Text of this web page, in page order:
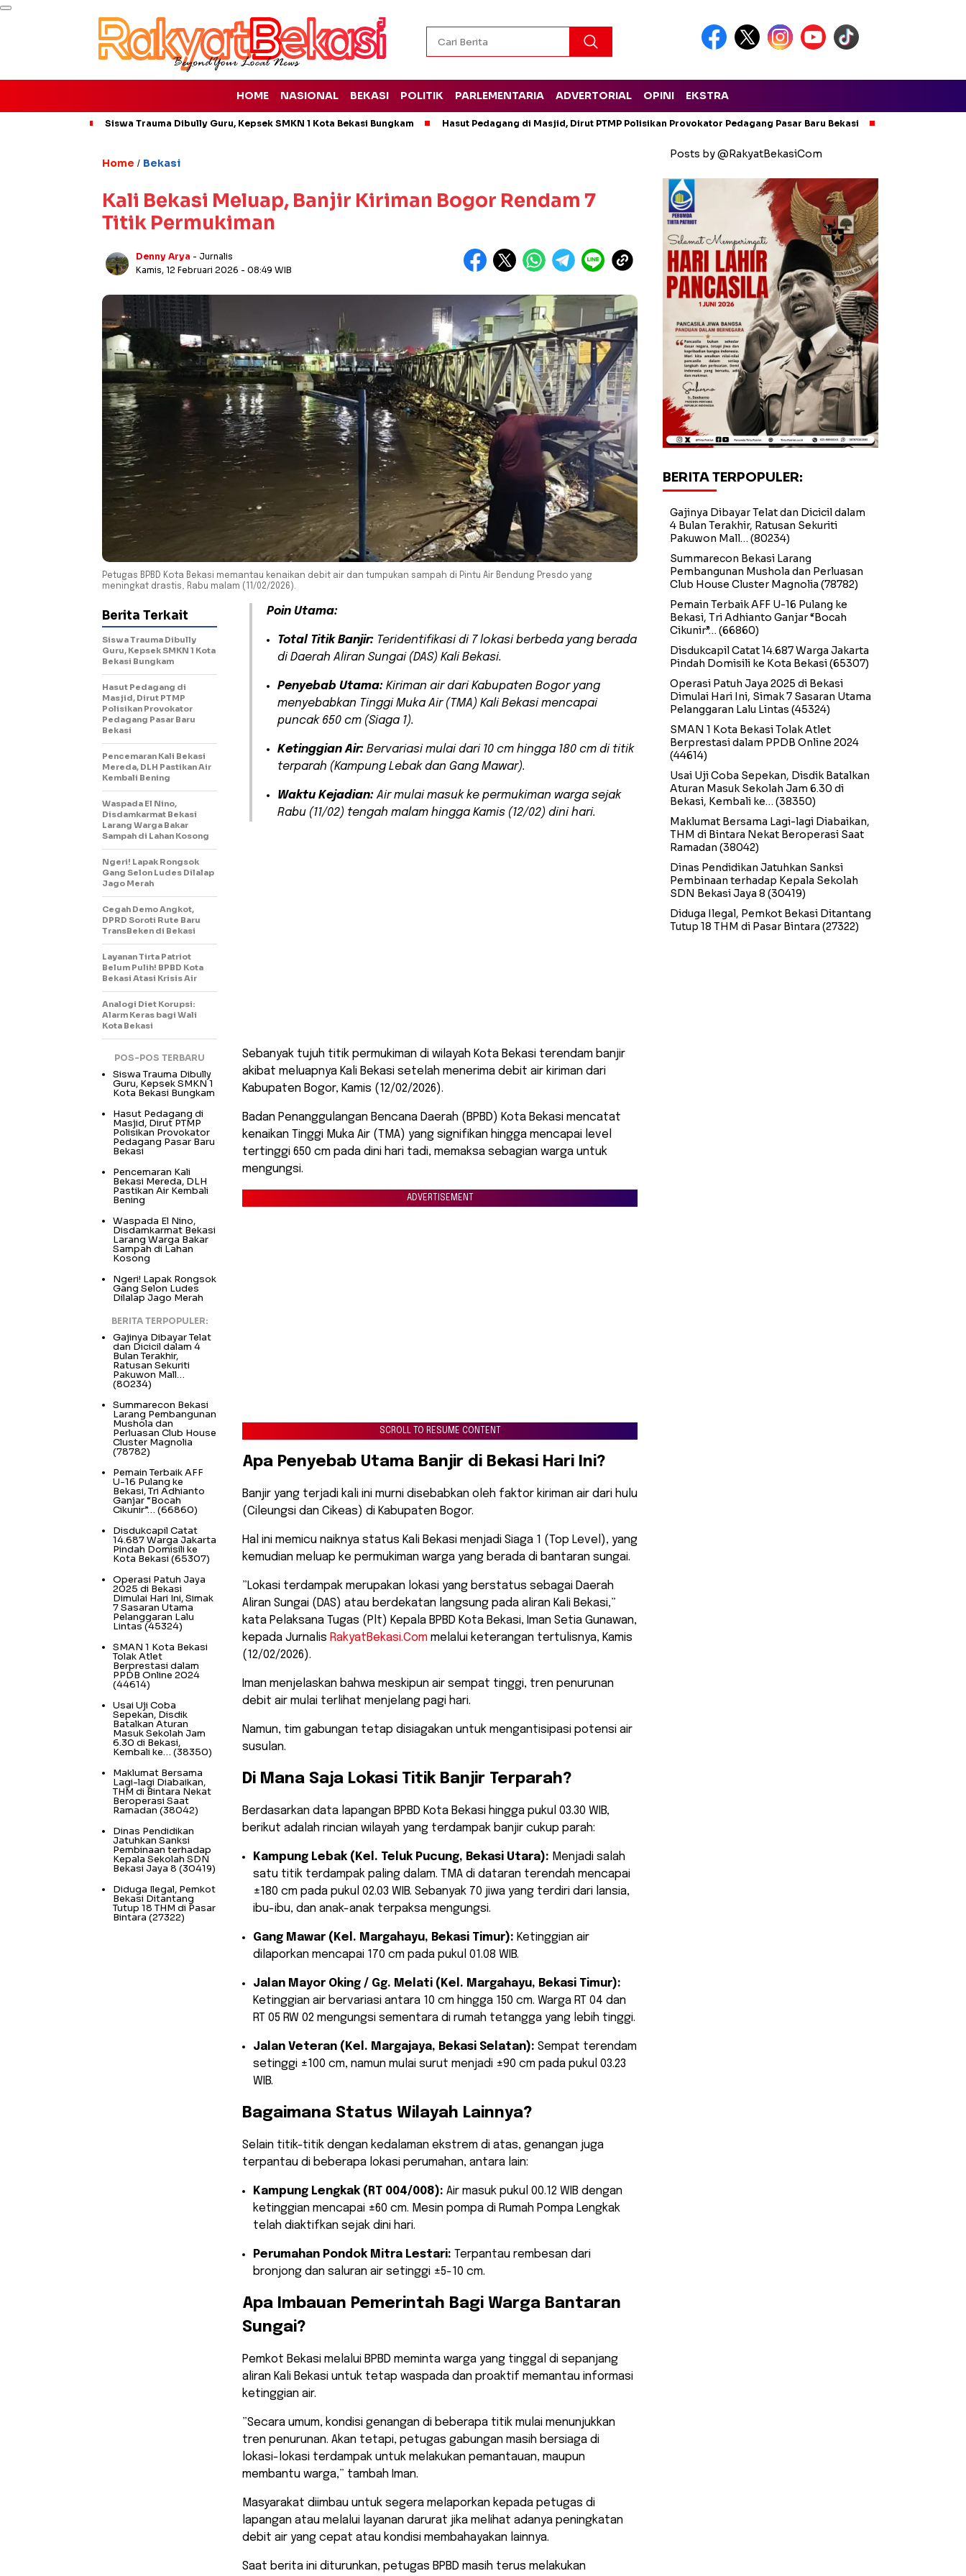
HOME NASIONAL BEKASI POLITIK PARLEMENTARIA ADVERTORIAL OPINI EKSTRA
Siswa Trauma Dibully Guru, Kepsek SMKN 1 Kota Bekasi Bungkam Hasut Pedagang di Masjid, Dirut PTMP Polisikan Provokator Pedagang Pasar Baru Bekasi
Home / Bekasi
Kali Bekasi Meluap, Banjir Kiriman Bogor Rendam 7
Titik Permukiman
Denny Arya - Jurnalis
Kamis, 12 Februari 2026 - 08:49 WIB
Petugas BPBD Kota Bekasi memantau kenaikan debit air dan tumpukan sampah di Pintu Air Bendung Presdo yang
meningkat drastis, Rabu malam (11/02/2026).
Poin Utama:
Total Titik Banjir: Teridentifikasi di 7 lokasi berbeda yang berada
di Daerah Aliran Sungai (DAS) Kali Bekasi.
Penyebab Utama: Kiriman air dari Kabupaten Bogor yang
menyebabkan Tinggi Muka Air (TMA) Kali Bekasi mencapai
puncak 650 cm (Siaga 1).
Ketinggian Air: Bervariasi mulai dari 10 cm hingga 180 cm di titik
terparah (Kampung Lebak dan Gang Mawar).
Waktu Kejadian: Air mulai masuk ke permukiman warga sejak
Rabu (11/02) tengah malam hingga Kamis (12/02) dini hari.
​Sebanyak tujuh titik permukiman di wilayah Kota Bekasi terendam banjir
akibat meluapnya Kali Bekasi setelah menerima debit air kiriman dari
Kabupaten Bogor, Kamis (12/02/2026).
Badan Penanggulangan Bencana Daerah (BPBD) Kota Bekasi mencatat
kenaikan Tinggi Muka Air (TMA) yang signifikan hingga mencapai level
tertinggi 650 cm pada dini hari tadi, memaksa sebagian warga untuk
mengungsi.
ADVERTISEMENT
SCROLL TO RESUME CONTENT
​Apa Penyebab Utama Banjir di Bekasi Hari Ini?
​Banjir yang terjadi kali ini murni disebabkan oleh faktor kiriman air dari hulu
(Cileungsi dan Cikeas) di Kabupaten Bogor.
Hal ini memicu naiknya status Kali Bekasi menjadi Siaga 1 (Top Level), yang
kemudian meluap ke permukiman warga yang berada di bantaran sungai.
​”Lokasi terdampak merupakan lokasi yang berstatus sebagai Daerah
Aliran Sungai (DAS) atau berdekatan langsung pada aliran Kali Bekasi,”
kata Pelaksana Tugas (Plt) Kepala BPBD Kota Bekasi, Iman Setia Gunawan,
kepada Jurnalis RakyatBekasi.Com melalui keterangan tertulisnya, Kamis
(12/02/2026).
​Iman menjelaskan bahwa meskipun air sempat tinggi, tren penurunan
debit air mulai terlihat menjelang pagi hari.
Namun, tim gabungan tetap disiagakan untuk mengantisipasi potensi air
susulan.
​Di Mana Saja Lokasi Titik Banjir Terparah?
​Berdasarkan data lapangan BPBD Kota Bekasi hingga pukul 03.30 WIB,
berikut adalah rincian wilayah yang terdampak banjir cukup parah:
Kampung Lebak (Kel. Teluk Pucung, Bekasi Utara): Menjadi salah
satu titik terdampak paling dalam. TMA di dataran terendah mencapai
±180 cm pada pukul 02.03 WIB. Sebanyak 70 jiwa yang terdiri dari lansia,
ibu-ibu, dan anak-anak terpaksa mengungsi.
Gang Mawar (Kel. Margahayu, Bekasi Timur): Ketinggian air
dilaporkan mencapai 170 cm pada pukul 01.08 WIB.
Jalan Mayor Oking / Gg. Melati (Kel. Margahayu, Bekasi Timur):
Ketinggian air bervariasi antara 10 cm hingga 150 cm. Warga RT 04 dan
RT 05 RW 02 mengungsi sementara di rumah tetangga yang lebih tinggi.
Jalan Veteran (Kel. Margajaya, Bekasi Selatan): Sempat terendam
setinggi ±100 cm, namun mulai surut menjadi ±90 cm pada pukul 03.23
WIB.
​Bagaimana Status Wilayah Lainnya?
​Selain titik-titik dengan kedalaman ekstrem di atas, genangan juga
terpantau di beberapa lokasi perumahan, antara lain:
Kampung Lengkak (RT 004/008): Air masuk pukul 00.12 WIB dengan
ketinggian mencapai ±60 cm. Mesin pompa di Rumah Pompa Lengkak
telah diaktifkan sejak dini hari.
Perumahan Pondok Mitra Lestari: Terpantau rembesan dari
bronjong dan saluran air setinggi ±5-10 cm.
​Apa Imbauan Pemerintah Bagi Warga Bantaran
Sungai?
​Pemkot Bekasi melalui BPBD meminta warga yang tinggal di sepanjang
aliran Kali Bekasi untuk tetap waspada dan proaktif memantau informasi
ketinggian air.
​”Secara umum, kondisi genangan di beberapa titik mulai menunjukkan
tren penurunan. Akan tetapi, petugas gabungan masih bersiaga di
lokasi-lokasi terdampak untuk melakukan pemantauan, maupun
membantu warga,” tambah Iman.
​Masyarakat diimbau untuk segera melaporkan kepada petugas di
lapangan atau melalui layanan darurat jika melihat adanya peningkatan
debit air yang cepat atau kondisi membahayakan lainnya.
​Saat berita ini diturunkan, petugas BPBD masih terus melakukan
Berita Terkait
Siswa Trauma Dibully
Guru, Kepsek SMKN 1 Kota
Bekasi Bungkam
Hasut Pedagang di
Masjid, Dirut PTMP
Polisikan Provokator
Pedagang Pasar Baru
Bekasi
Pencemaran Kali Bekasi
Mereda, DLH Pastikan Air
Kembali Bening
Waspada El Nino,
Disdamkarmat Bekasi
Larang Warga Bakar
Sampah di Lahan Kosong
Ngeri! Lapak Rongsok
Gang Selon Ludes Dilalap
Jago Merah
Cegah Demo Angkot,
DPRD Soroti Rute Baru
TransBeken di Bekasi
Layanan Tirta Patriot
Belum Pulih! BPBD Kota
Bekasi Atasi Krisis Air
Analogi Diet Korupsi:
Alarm Keras bagi Wali
Kota Bekasi
POS-POS TERBARU
Siswa Trauma Dibully
Guru, Kepsek SMKN 1
Kota Bekasi Bungkam
Hasut Pedagang di
Masjid, Dirut PTMP
Polisikan Provokator
Pedagang Pasar Baru
Bekasi
Pencemaran Kali
Bekasi Mereda, DLH
Pastikan Air Kembali
Bening
Waspada El Nino,
Disdamkarmat Bekasi
Larang Warga Bakar
Sampah di Lahan
Kosong
Ngeri! Lapak Rongsok
Gang Selon Ludes
Dilalap Jago Merah
BERITA TERPOPULER:
Gajinya Dibayar Telat
dan Dicicil dalam 4
Bulan Terakhir,
Ratusan Sekuriti
Pakuwon Mall…
(80234)
Summarecon Bekasi
Larang Pembangunan
Mushola dan
Perluasan Club House
Cluster Magnolia
(78782)
Pemain Terbaik AFF
U-16 Pulang ke
Bekasi, Tri Adhianto
Ganjar “Bocah
Cikunir”… (66860)
Disdukcapil Catat
14.687 Warga Jakarta
Pindah Domisili ke
Kota Bekasi (65307)
Operasi Patuh Jaya
2025 di Bekasi
Dimulai Hari Ini, Simak
7 Sasaran Utama
Pelanggaran Lalu
Lintas(45324)
SMAN 1 Kota Bekasi
Tolak Atlet
Berprestasi dalam
PPDB Online 2024
(44614)
Usai Uji Coba
Sepekan, Disdik
Batalkan Aturan
Masuk Sekolah Jam
6.30 di Bekasi,
Kembali ke… (38350)
Maklumat Bersama
Lagi-lagi Diabaikan,
THM di Bintara Nekat
Beroperasi Saat
Ramadan (38042)
Dinas Pendidikan
Jatuhkan Sanksi
Pembinaan terhadap
Kepala Sekolah SDN
Bekasi Jaya 8 (30419)
Diduga Ilegal, Pemkot
Bekasi Ditantang
Tutup 18 THM di Pasar
Bintara (27322)
Posts by @RakyatBekasiCom
BERITA TERPOPULER:
Gajinya Dibayar Telat dan Dicicil dalam
4 Bulan Terakhir, Ratusan Sekuriti
Pakuwon Mall… (80234)
Summarecon Bekasi Larang
Pembangunan Mushola dan Perluasan
Club House Cluster Magnolia (78782)
Pemain Terbaik AFF U-16 Pulang ke
Bekasi, Tri Adhianto Ganjar “Bocah
Cikunir”… (66860)
Disdukcapil Catat 14.687 Warga Jakarta
Pindah Domisili ke Kota Bekasi(65307)
Operasi Patuh Jaya 2025 di Bekasi
Dimulai Hari Ini, Simak 7 Sasaran Utama
Pelanggaran Lalu Lintas (45324)
SMAN 1 Kota Bekasi Tolak Atlet
Berprestasi dalam PPDB Online 2024
(44614)
Usai Uji Coba Sepekan, Disdik Batalkan
Aturan Masuk Sekolah Jam 6.30 di
Bekasi, Kembali ke… (38350)
Maklumat Bersama Lagi-lagi Diabaikan,
THM di Bintara Nekat Beroperasi Saat
Ramadan (38042)
Dinas Pendidikan Jatuhkan Sanksi
Pembinaan terhadap Kepala Sekolah
SDN Bekasi Jaya 8 (30419)
Diduga Ilegal, Pemkot Bekasi Ditantang
Tutup 18 THM di Pasar Bintara (27322)